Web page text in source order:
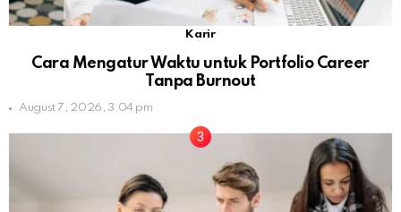
Karir
Cara Mengatur Waktu untuk Portfolio Career
Tanpa Burnout
August 7, 2026, 3:04 pm